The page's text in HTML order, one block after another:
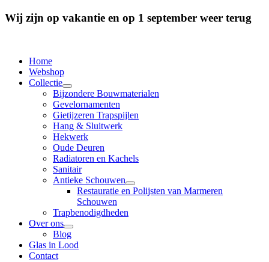
Wij zijn op vakantie en op 1 september weer terug
Home
Webshop
Collectie
Bijzondere Bouwmaterialen
Gevelornamenten
Gietijzeren Trapspijlen
Hang & Sluitwerk
Hekwerk
Oude Deuren
Radiatoren en Kachels
Sanitair
Antieke Schouwen
Restauratie en Polijsten van Marmeren
Schouwen
Trapbenodigdheden
Over ons
Blog
Glas in Lood
Contact